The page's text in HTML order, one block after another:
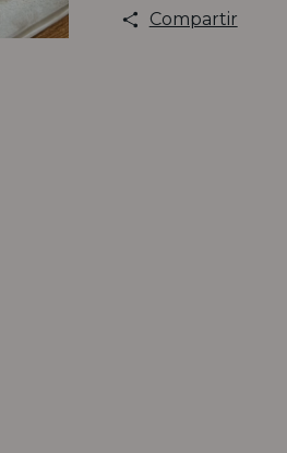
Compartir